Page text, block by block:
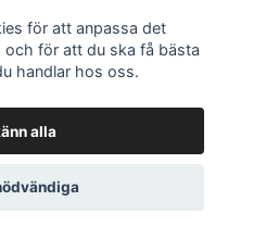
Fredrik
för att anpassa det
och för att du ska få bästa
handlar hos oss.
alla